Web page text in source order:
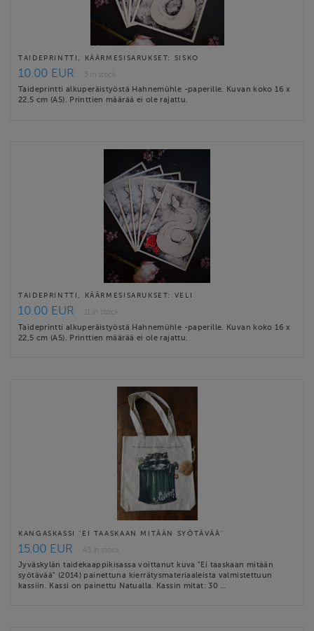
TAIDEPRINTTI, KÄÄRMESISARUKSET: SISKO
10.00 EUR
5 in stock
Taideprintti alkuperäistyöstä Hahnemühle -paperille. Kuvan koko 16 x
22,5 cm (A5). Printtien määrää ei ole rajattu.
TAIDEPRINTTI, KÄÄRMESISARUKSET: VELI
10.00 EUR
11 in stock
Taideprintti alkuperäistyöstä Hahnemühle -paperille. Kuvan koko 16 x
22,5 cm (A5). Printtien määrää ei ole rajattu.
KANGASKASSI "EI TAASKAAN MITÄÄN SYÖTÄVÄÄ"
15.00 EUR
43 in stock
Jyväskylän taidekaappikisassa voittanut kuva "Ei taaskaan mitään
syötävää" (2014) painettuna kierrätysmateriaaleista valmistettuun
kassiin. Kassi on painettu Natualla. Kassin mitat: 30 …